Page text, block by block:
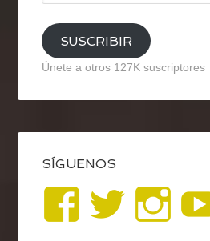
email
SUSCRIBIR
Únete a otros 127K suscriptores
SÍGUENOS
VerVer